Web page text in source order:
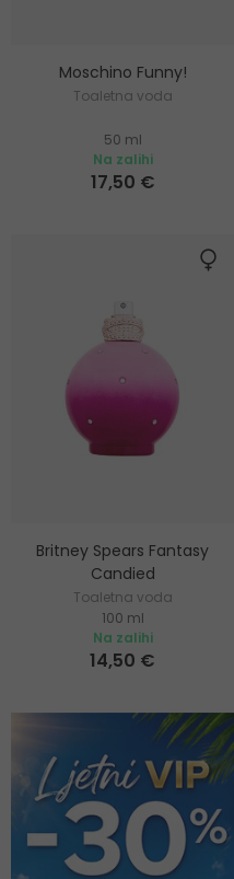
Moschino Funny!
Toaletna voda
50 ml
Na zalihi
17,50 €
Britney Spears Fantasy
Candied
Toaletna voda
100 ml
Na zalihi
14,50 €